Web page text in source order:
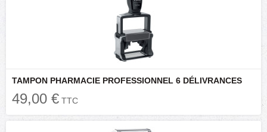
TAMPON PHARMACIE PROFESSIONNEL 6 DÉLIVRANCES
49,00 € TTC